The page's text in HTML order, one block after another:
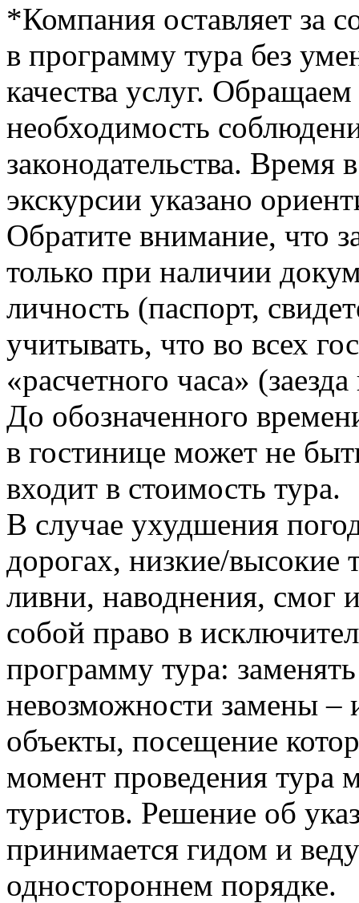
*Компания оставляет за
в программу тура без
качества услуг.
необходимость
законодательства. Время
экскурсии указано
Обратите внимание, что
только при наличии
личность (паспорт,
учитывать, что во всех
«расчетного часа»
До обозначенного
в гостинице может не
входит в стоимость тура.
В случае ухудшения
дорогах, низкие/высокие
ливни, наводнения, смог
собой право в
программу тура:
невозможности замены –
объекты, посещение
момент проведения тура
туристов. Решение об
принимается гидом и
одностороннем порядке.